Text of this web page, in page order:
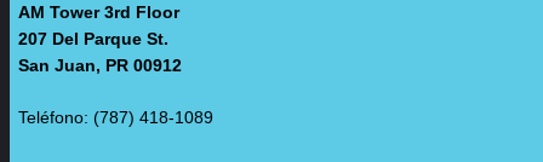
AM Tower 3rd Floor
207 Del Parque St.
San Juan, PR 00912
Teléfono: (787) 418-1089